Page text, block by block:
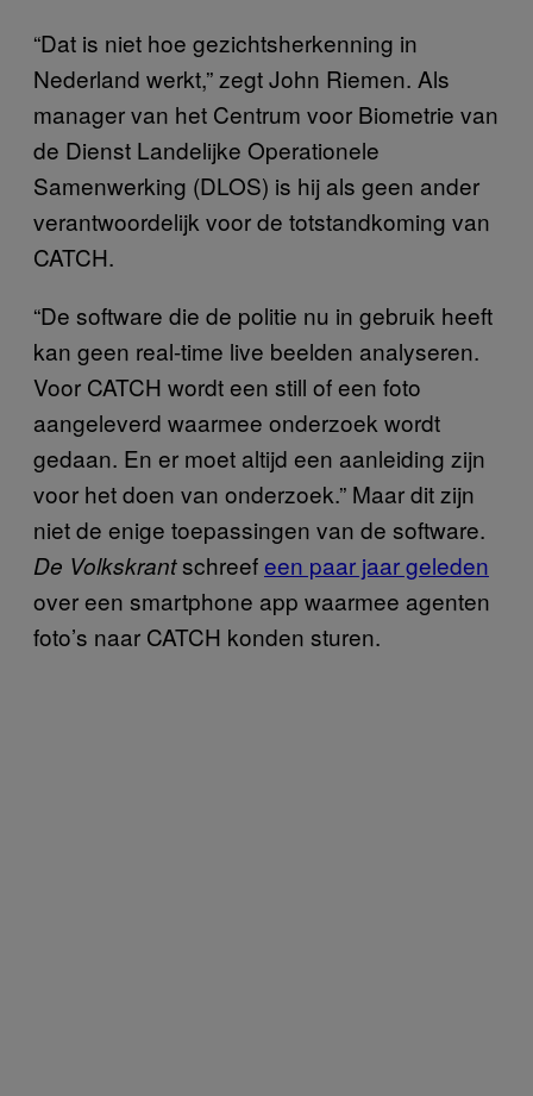
“Dat is niet hoe gezichtsherkenning in
Nederland werkt,” zegt John Riemen. Als
manager van het Centrum voor Biometrie van
de Dienst Landelijke Operationele
Samenwerking (DLOS) is hij als geen ander
verantwoordelijk voor de totstandkoming van
CATCH.
“De software die de politie nu in gebruik heeft
kan geen real-time live beelden analyseren.
Voor CATCH wordt een still of een foto
aangeleverd waarmee onderzoek wordt
gedaan. En er moet altijd een aanleiding zijn
voor het doen van onderzoek.” Maar dit zijn
niet de enige toepassingen van de software.
De Volkskrantschreefeen paar jaar geleden
over een smartphone app waarmee agenten
foto’s naar CATCH konden sturen.